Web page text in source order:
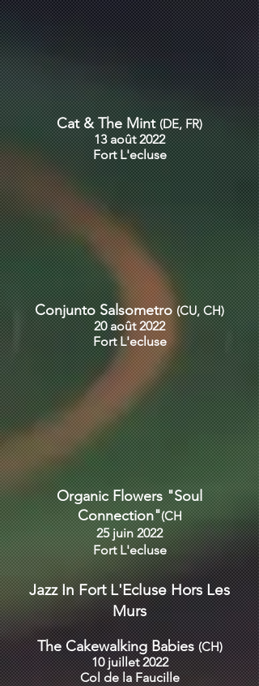
Cat & The Mint(DE, FR)
13 août 2022
FortL'ecluse
Conjunto Salsometro (CU, CH)
20 août 2022
FortL'ecluse
Organic Flowers "Soul
Connection"(CH
25 juin 2022
Fort L'ecluse
Jazz In Fort L'Ecluse Hors Les
Murs
The Cakewalking Babies(CH)
10 juillet 2022
Col de la Faucille